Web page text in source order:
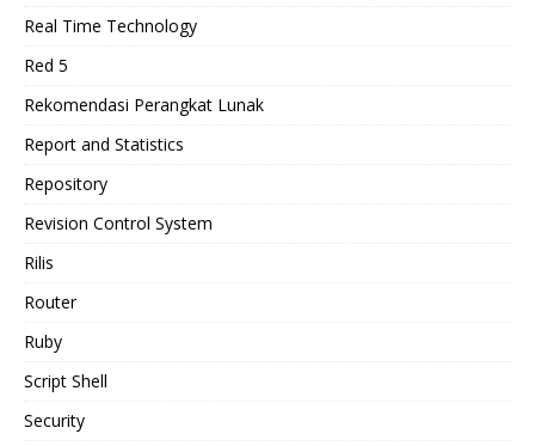
Real Time Technology
Red 5
Rekomendasi Perangkat Lunak
Report and Statistics
Repository
Revision Control System
Rilis
Router
Ruby
Script Shell
Security